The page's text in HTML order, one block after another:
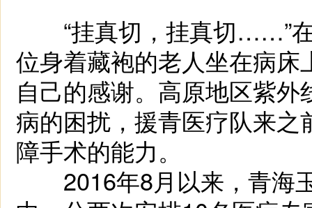
“挂真切，挂真切……”在
位身着藏袍的老人坐在病
自己的感谢。高原地区紫
病的困扰，援青医疗队来
障手术的能力。
2016年8月以来，青海